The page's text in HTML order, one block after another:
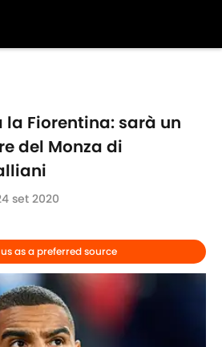
Fiorentina: sarà un
del Monza di
set 2020
as a preferred source